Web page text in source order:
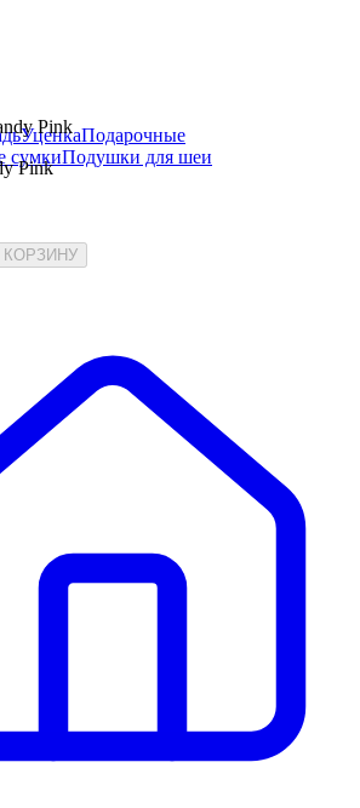
УценкаПодарочные
сумкиПодушки для шеи
Pink
КОРЗИНУ